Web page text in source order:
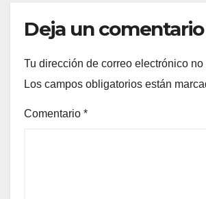
Deja un comentario
Tu dirección de correo electrónico
Los campos obligatorios están
Comentario *